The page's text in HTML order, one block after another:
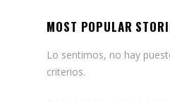
MOST POPULAR
Lo sentimos, no hay
criterios.